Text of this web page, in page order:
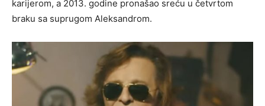
karijerom, a 2013. godine pronašao sreću u četvrtom
braku sa suprugom Aleksandrom.